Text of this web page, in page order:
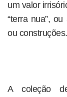
um valor
“terra nua”,
ou construções.
A coleção